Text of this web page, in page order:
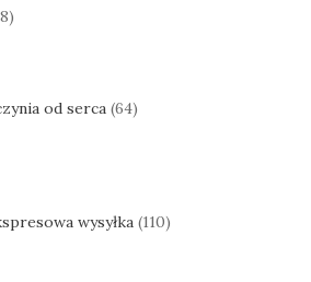
od serca (64)
wysyłka (110)